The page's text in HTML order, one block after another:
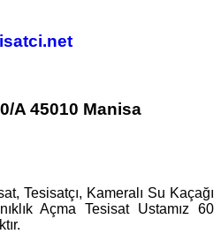
A 45010 Manisa
Tesisatçı, Kameralı Su Kaçağı
Açma Tesisat Ustamız 60